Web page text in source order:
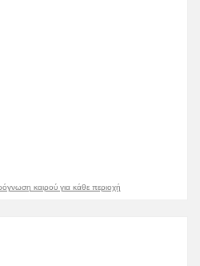
καιρού για κάθε περιοχή